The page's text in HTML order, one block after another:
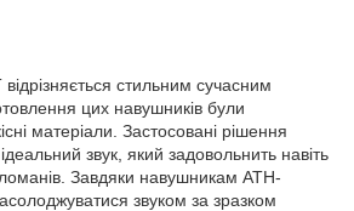
стильним сучасним
цих навушників були
матеріали. Застосовані рішення
звук, який задовольнить навіть
Завдяки навушникам ATH-
звуком за зразком